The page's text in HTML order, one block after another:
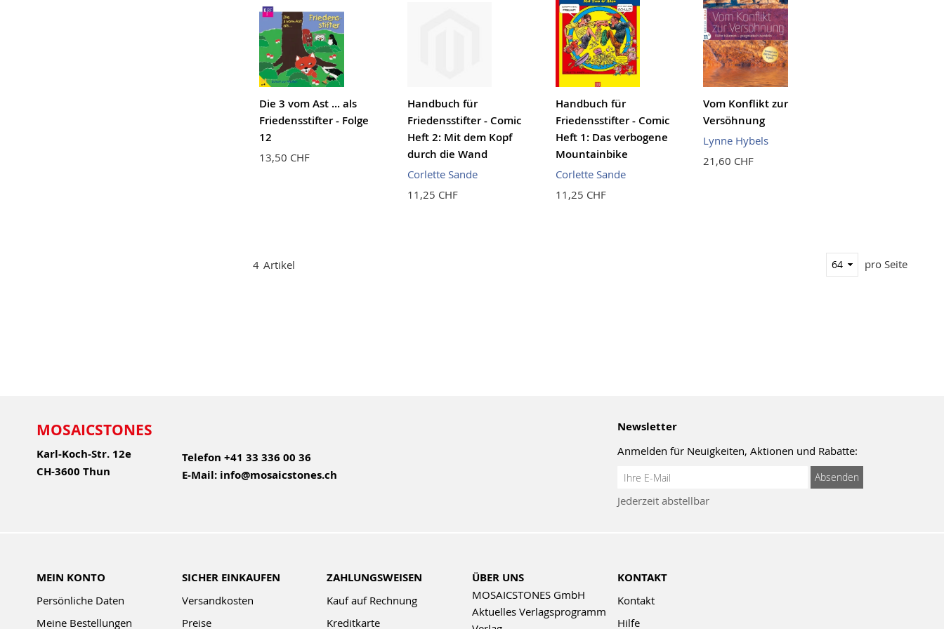
Die 3 vom Ast ... als
Friedensstifter - Folge
12
13,50 CHF
Handbuch für
Friedensstifter - Comic
Heft 2: Mit dem Kopf
durch die Wand
Corlette Sande
11,25 CHF
Handbuch für
Friedensstifter - Comic
Heft 1: Das verbogene
Mountainbike
Corlette Sande
11,25 CHF
Vom Konflikt zur
Versöhnung
Lynne Hybels
21,60 CHF
4 Artikel pro Seite
MOSAICSTONES
Karl-Koch-Str. 12e
CH-3600 Thun
Telefon +41 33 336 00 36
E-Mail: info@mosaicstones.ch
Newsletter
Anmelden für Neuigkeiten, Aktionen und Rabatte:
Anmeldung
Newsletter:
Absenden
Jederzeit abstellbar
MEIN KONTO
Persönliche Daten
Meine Bestellungen
SICHER EINKAUFEN
Versandkosten
Preise
ZAHLUNGSWEISEN
Kauf auf Rechnung
Kreditkarte
ÜBER UNS
MOSAICSTONES GmbH
Aktuelles Verlagsprogramm
KONTAKT
Kontakt
Hilfe